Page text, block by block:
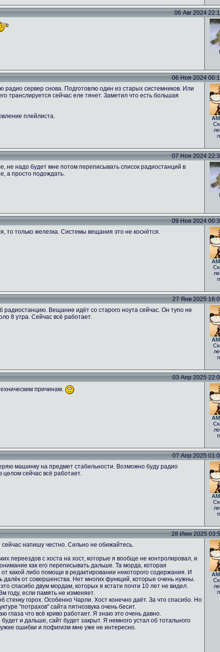
06 Авг 2024
06 Ноя 2024
радио сервер снова. Подготовлю один из старых системников. Или
транслируется сейчас еле тянет. Заметил что есть большая
плейлиста.
07 Ноя 2024
не надо будет мне потом переписывать список радиостанций в
а просто подождать.
09 Ноя 2024
то только железка. Системы вещания это не коснётся.
27 Янв 2025
радиостанцию. Вещание идёт со старого ноута сейчас. Он тупо не
8 утра. Сейчас всё работает.
03 Апр 2025
причинам.
07 Апр 2025
машинку на предмет стабильности. Возможно буду радио
целом сейчас всё работает.
28 Июн 2025
напишу честно. Сильно не обижайтесь.
переездов с хоста на хост, которые я вообще не контролировал, и
как его переписывать дальше. Та морда, которая
какой либо помощи в редактировании некоторого содержания. И
далёк от совершенства. Нет многих функций, которые очень нужны.
спасибо двум мордам, которых я кстати почти 10 лет не видел.
году, если память не изменяет.
стенку горох. Особенно Чарли. Хост конечно даёт. За что спасибо. Но
"потрахов" сайта пятнозвука очень бесит.
глаза что всё криво работает. Я знаю это очень давно.
и дальше, сайт будет закрыт. Я немного устал об тотального
ошибки и пофигизм мне уже не интересно.